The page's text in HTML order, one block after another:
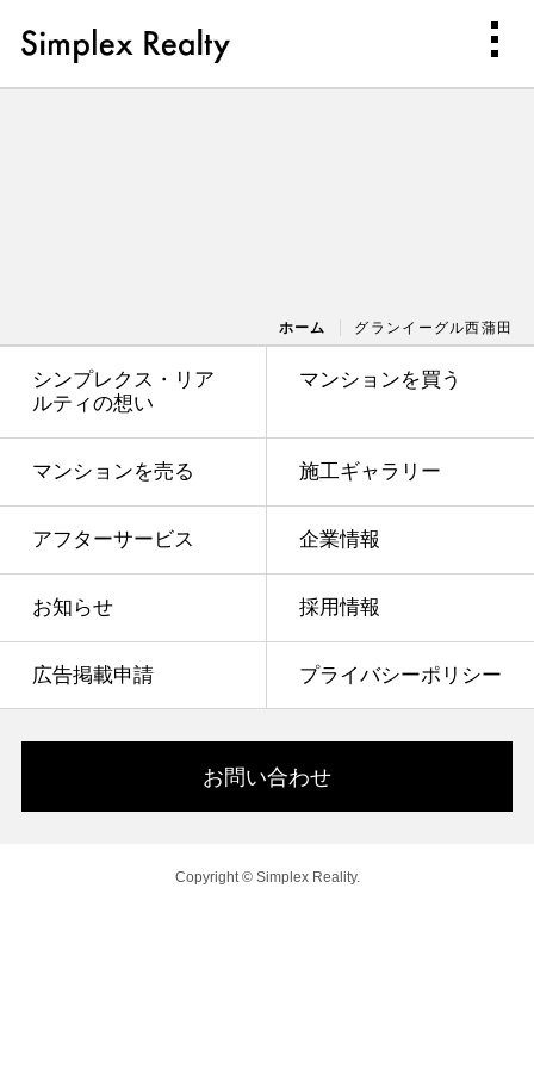
ホーム グランイーグル西蒲田
シンプレクス・リア
ルティの想い
マンションを買う
マンションを売る 施工ギャラリー
アフターサービス 企業情報
お知らせ 採用情報
広告掲載申請 プライバシーポリシー
お問い合わせ
Copyright © Simplex Reality.